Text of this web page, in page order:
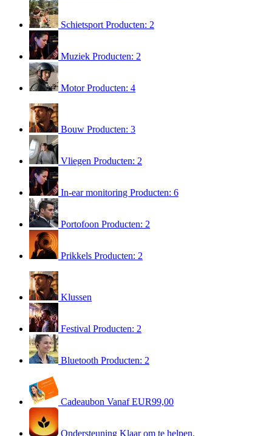
Schietsport Producten: 2
Muziek Producten: 2
MotorProducten: 4
Bouw Producten: 3
Vliegen Producten: 2
In-ear monitoring Producten: 6
Portofoon Producten: 2
Prikkels Producten: 2
Klussen
Festival Producten: 2
Bluetooth Producten: 2
Cadeaubon Vanaf EUR99,00
Ondersteuning Klaar om te helpen.